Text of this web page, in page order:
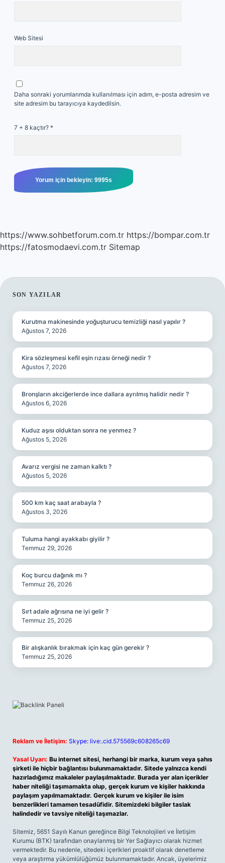
Web Sitesi
Daha sonraki yorumlarımda kullanılması için adım, e-posta adresim ve
site adresim bu tarayıcıya kaydedilsin.
7 + 8 kaçtır? *
https://www.sohbetforum.com.tr https://bompar.com.tr
https://fatosmodaevi.com.tr Sitemap
SIDEBAR
SON YAZILAR
Kurutma makinesinde yoğuşturucu temizliği nasıl yapılır ?
Ağustos 7, 2026
Kira sözleşmesi kefil eşin rızası örneği nedir ?
Ağustos 7, 2026
Bronşların akciğerlerde ince dallara ayrılmış halidir nedir ?
Ağustos 6, 2026
Kuduz aşısı olduktan sonra ne yenmez ?
Ağustos 5, 2026
Avarız vergisi ne zaman kalktı ?
Ağustos 5, 2026
500 km kaç saat arabayla ?
Ağustos 3, 2026
Tuluma hangi ayakkabı giyilir ?
Temmuz 29, 2026
Koç burcu dağınık mı ?
Temmuz 26, 2026
Sırt adale ağrısına ne iyi gelir ?
Temmuz 25, 2026
Bir alışkanlık bırakmak için kaç gün gerekir ?
Temmuz 25, 2026
Reklam ve İletişim: Skype: live:.cid.575569c608265c69
Yasal Uyarı: Bu internet sitesi, herhangi bir marka, kurum veya şahıs
şirketi ile hiçbir bağlantısı bulunmamaktadır. Sitede yalnızca kendi
hazırladığımız makaleler paylaşılmaktadır. Burada yer alan içerikler
haber niteliği taşımamakta olup, gerçek kurum ve kişiler hakkında
paylaşım yapılmamaktadır. Gerçek kurum ve kişiler ile isim
benzerlikleri tamamen tesadüfidir. Sitemizdeki bilgiler taslak
halindedir ve tavsiye niteliği taşımazlar.
Sitemiz, 5651 Sayılı Kanun gereğince Bilgi Teknolojileri ve İletişim
Kurumu (BTK) tarafından onaylanmış bir Yer Sağlayıcı olarak hizmet
vermektedir. Bu nedenle, sitedeki içerikleri proaktif olarak denetleme
veya araştırma yükümlülüğümüz bulunmamaktadır. Ancak, üyelerimiz